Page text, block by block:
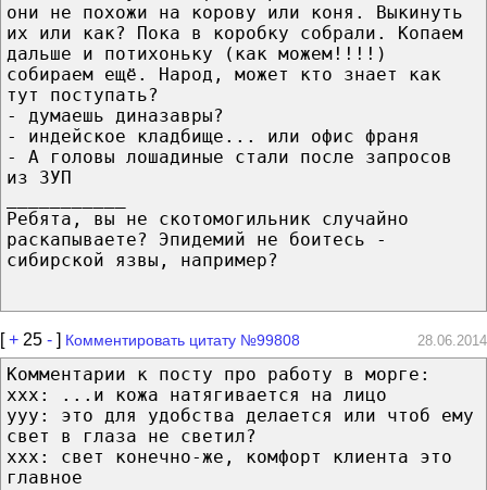
они не похожи на корову или коня. Выкинуть
их или как? Пока в коробку собрали. Копаем
дальше и потихоньку (как можем!!!!)
собираем ещё. Народ, может кто знает как
тут поступать?
- думаешь диназавры?
- индейское кладбище... или офис франя
- А головы лошадиные стали после запросов
из ЗУП
Ребята, вы не скотомогильник случайно
раскапываете? Эпидемий не боитесь -
сибирской язвы, например?
[+ 25 - ] Комментировать цитату №99808 28.06.2014
Комментарии к посту про работу в морге:
xxx: ...и кожа натягивается на лицо
yyy: это для удобства делается или чтоб ему
свет в глаза не светил?
xxx: свет конечно-же, комфорт клиента это
главное